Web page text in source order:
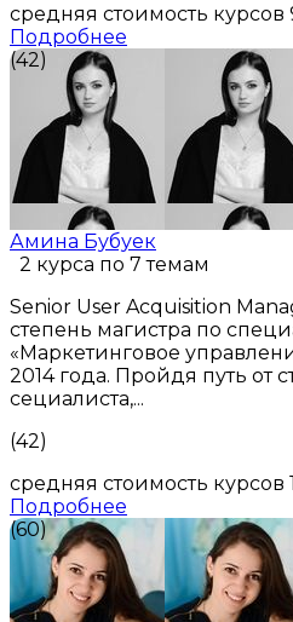
средняя стоимость курсов
Подробнее
(42)
Амина Бубуек
2 курса по 7 темам
Senior User Acquisition
степень магистра по
«Маркетинговое
2014 года. Пройдя путь от
сециалиста,...
(42)
средняя стоимость курсов
Подробнее
(60)